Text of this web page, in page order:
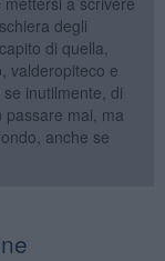
degli
di quella,
valderopiteco e
inutilmente, di
passare mai, ma
anche se